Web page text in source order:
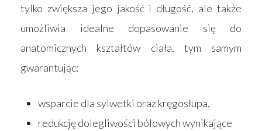
tylko zwiększa jego jakość i długość, ale także
umożliwia idealne dopasowanie się do
anatomicznych kształtów ciała, tym samym
gwarantując:
wsparcie dla sylwetki oraz kręgosłupa,
redukcję dolegliwości bólowych wynikające
Strona główna
Produkty